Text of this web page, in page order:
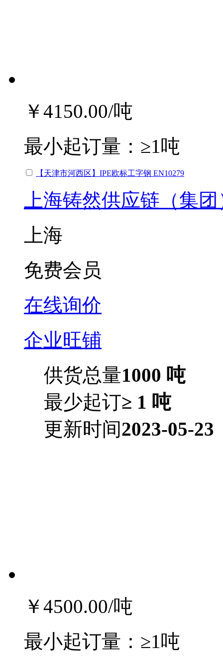
￥4150.00/吨
最小起订量： ≥1吨
【天津市河西区】IPE欧标工字钢 EN10279
上海铸然供应链（集
上海
免费会员
在线询价
企业旺铺
供货总量1000 吨
最少起订≥ 1 吨
更新时间2023-05-23
￥4500.00/吨
最小起订量： ≥1吨